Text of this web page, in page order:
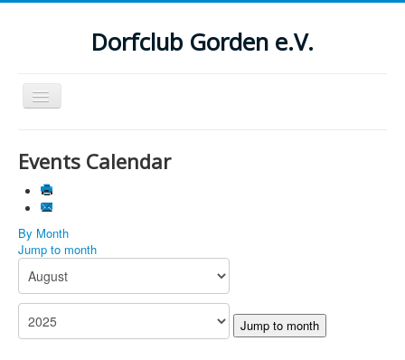
Dorfclub Gorden e.V.
Navigation
an/aus
Suchen
...
Events Calendar
By Month
Jump to month
Jump to month